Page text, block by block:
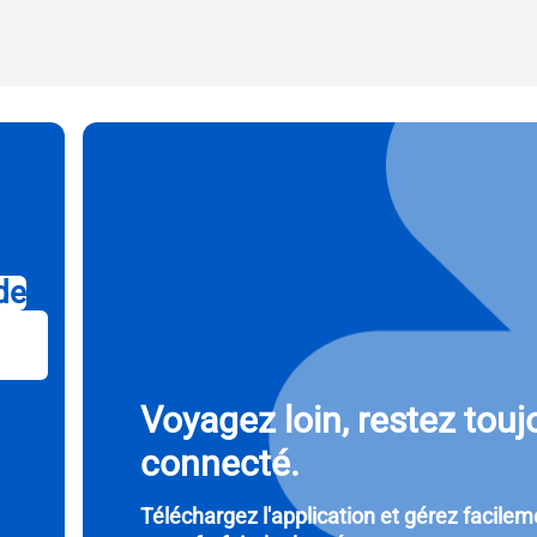
Voyagez loin, restez
connecté.
Téléchargez l'application et gérez
KRW - Won Sud Coréen
- Dollar De Singapour TWD - Nouveau Dollar De Taïwan
EUR - Euro
Baht Thaïlandais PHP - Peso Philippin